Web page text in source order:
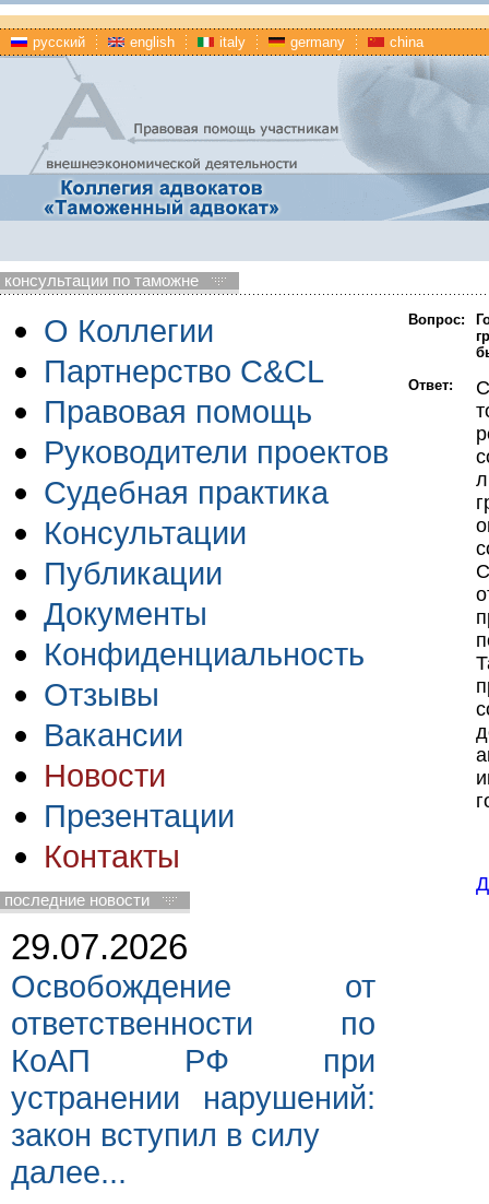
русский english italy germany china
консультации по таможне
О Коллегии
Партнерство C&CL
Правовая помощь
Руководители проектов
Судебная практика
Консультации
Публикации
Документы
Конфиденциальность
Отзывы
Вакансии
Новости
Презентации
Контакты
последние новости
29.07.2026
Освобождение от
ответственности по
КоАП РФ при
устранении нарушений:
закон вступил в силу
далее...
Вопрос:
Ответ: